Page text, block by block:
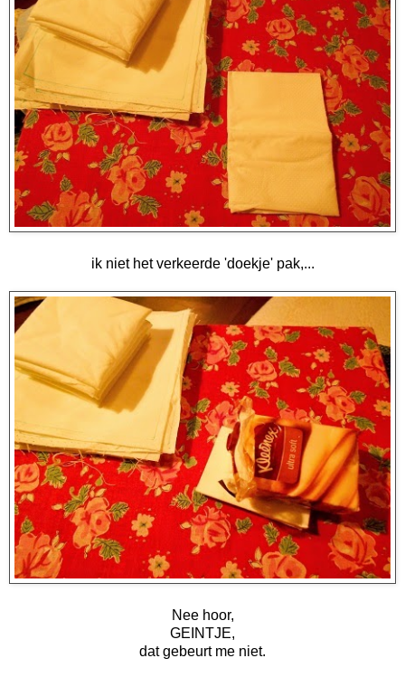
ik niet het verkeerde 'doekje' pak,...
Nee hoor,
GEINTJE,
dat gebeurt me niet.